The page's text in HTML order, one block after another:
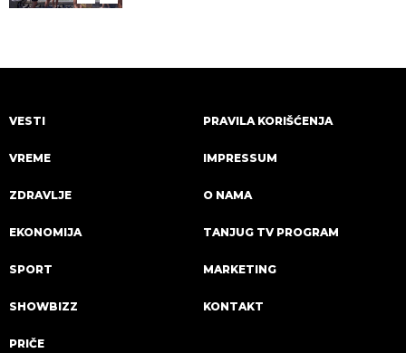
VESTI
VREME
ZDRAVLJE
EKONOMIJA
SPORT
SHOWBIZZ
PRIČE
PRAVILA KORIŠĆENJA
IMPRESSUM
O NAMA
TANJUG TV PROGRAM
MARKETING
KONTAKT